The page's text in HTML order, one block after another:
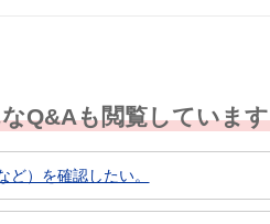
Q&Aも閲覧しています
）を確認したい。